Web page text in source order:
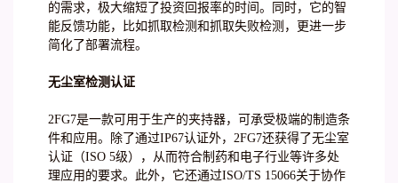
的需求，极大缩短了投资回报率的时间。同时，它的智
能反馈功能，比如抓取检测和抓取失败检测，更进一步
简化了部署流程。
无尘室检测认证
2FG7是一款可用于生产的夹持器，可承受极端的制造条
件和应用。除了通过IP67认证外，2FG7还获得了无尘室
认证（ISO 5级），从而符合制药和电子行业等许多处
理应用的要求。此外，它还通过ISO/TS 15066关于协作